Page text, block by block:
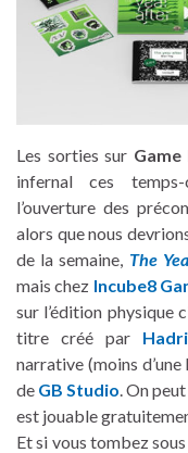
Les sorties sur Game
infernal ces
l’ouverture des
alors que nous
de la semaine, The
mais chez Incube8
sur l’édition physique
titre créé par
narrative (moins
de GB Studio. On
est jouable
Et si vous tombez